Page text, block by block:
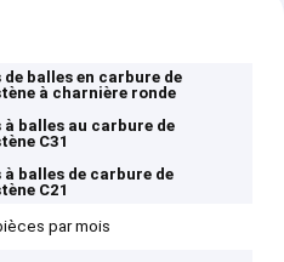
de balles en carbure de
à charnière ronde
à balles au carbure de
C31
à balles de carbure de
C21
par mois